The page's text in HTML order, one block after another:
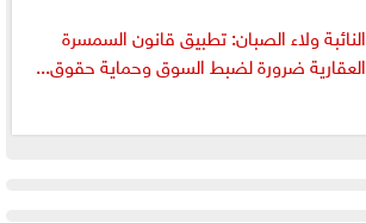
النائبة ولاء الصبان: تطبيق قانون السمسرة
العقارية ضرورة لضبط السوق وحماية حقوق...